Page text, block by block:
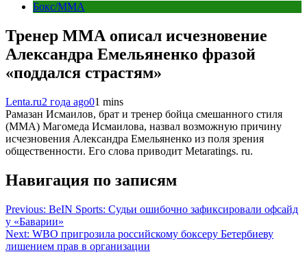
Бокс/MMA
Тренер MMA описал исчезновение
Александра Емельяненко фразой
«поддался страстям»
Lenta.ru2 года ago01 mins
Рамазан Исмаилов, брат и тренер бойца смешанного стиля
(ММА) Магомеда Исмаилова, назвал возможную причину
исчезновения Александра Емельяненко из поля зрения
общественности. Его слова приводит Metaratings. ru.
Навигация по записям
Previous: BeIN Sports: Судьи ошибочно зафиксировали офсайд
у «Баварии»
Next: WBO пригрозила российскому боксеру Бетербиеву
лишением прав в организации